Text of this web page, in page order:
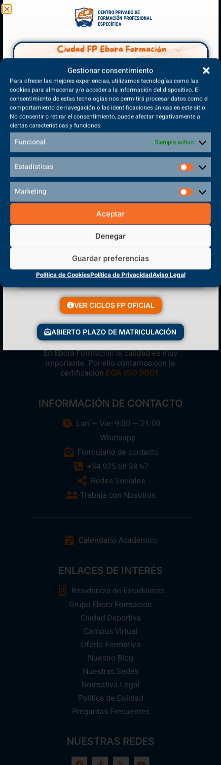
Gestionar consentimiento
Para ofrecer las mejores experiencias, utilizamos tecnologías como las
cookies para almacenar y/o acceder a la información del dispositivo. El
consentimiento de estas tecnologías nos permitirá procesar datos como el
comportamiento de navegación o las identificaciones únicas en este sitio.
No consentir o retirar el consentimiento, puede afectar negativamente a
ciertas características y funciones.
Funcional Siempre activo
Estadísticas
Marketing
Aceptar
Denegar
Guardar preferencias
Política de CookiesPolítica de PrivacidadAviso Legal
Matriculación Abierta
Sede Principal
Polígono Sector VI, 45683, Cazalegas - Toledo
CENTRO DE FORMACIÓN
PROFESIONAL
En Ebora Formación la calidad es muy
importante. Por ello contamos con la
certificación EQA ISO 9001
INFORMACIÓN DE CONTACTO
Lun — Vie: 9:00 — 21:00
Whatsapp
Formulario de contacto
+34 925 68 38 67
Redes Sociales
Trabaja con Nosotros
Calendario Académico
ENLACES DE INTERÉS
Residencia de Estudiantes
Grupo Ebora Formación
Ciudad Deportiva
Campus Virtual
Oferta Formativa
Nuestro Blog
Nuestras Sedes
Normativa Legal
Política de Calidad
Preguntas Frecuentes
NUESTRAS REDES
VER CICLOS FP OFICIAL
ABIERTO PLAZO DE MATRICULACIÓN